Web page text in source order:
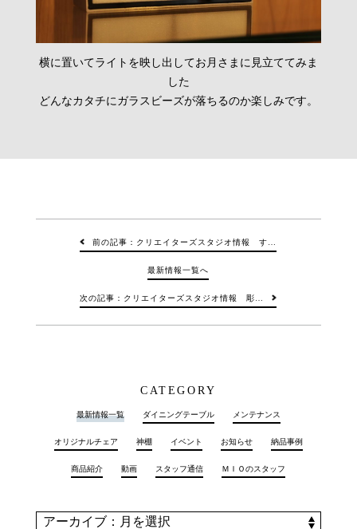
横に置いてライトを映し出してお月さまに見立ててみま
した
どんなカタチにガラスビーズが落ちるのか楽しみです。
前の記事：クリエイターズスタジオ情報 す…
最新情報一覧へ
次の記事：クリエイターズスタジオ情報 彫…
CATEGORY
最新情報一覧 ダイニングテーブル メンテナンス
オリジナルチェア 神棚 イベント お知らせ 納品事例
商品紹介 動画 スタッフ通信 ＭＩＯのスタッフ